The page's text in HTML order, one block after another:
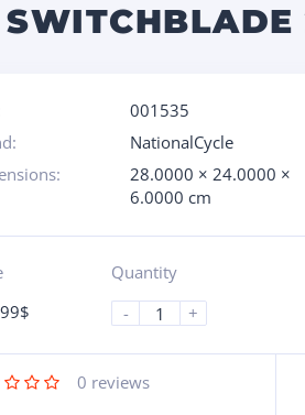
001535
NationalCycle
28.0000 × 24.0000 ×
6.0000 cm
$
Quantity
-
+
0 reviews